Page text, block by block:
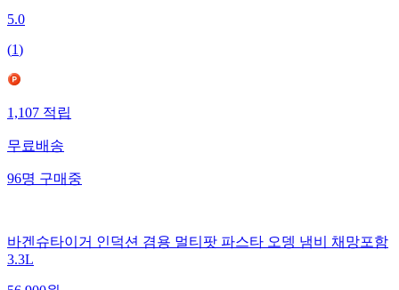
5.0
(1)
1,107적립
무료배송
96명구매중
바겐슈타이거 인덕션 겸용 멀티팟 파스타 오뎅 냄비 채망포함
3.3L